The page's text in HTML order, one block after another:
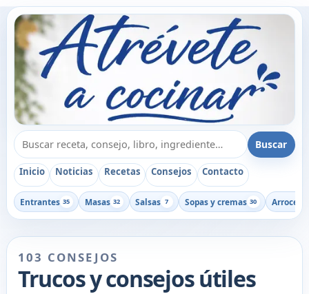
Buscar recetas, consejos o libros Buscar
Inicio Noticias Recetas Consejos Contacto
Entrantes 35 Masas 32 Salsas 7 Sopas y cremas 30 Arroces
103 CONSEJOS
Trucos y consejos útiles